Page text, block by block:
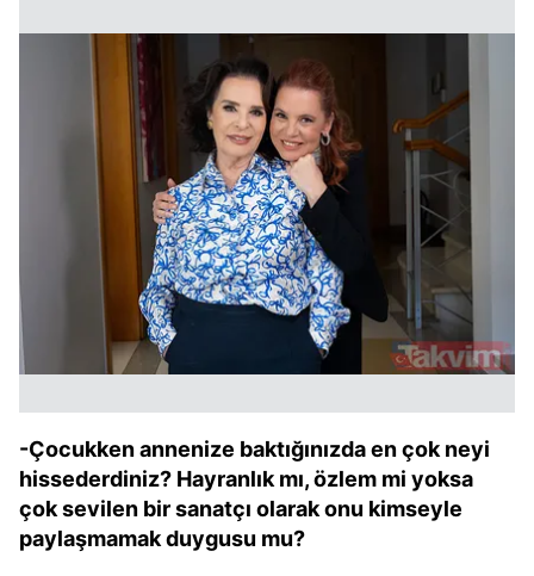
-Çocukken annenize baktığınızda en çok neyi
hissederdiniz? Hayranlık mı, özlem mi yoksa
çok sevilen bir sanatçı olarak onu kimseyle
paylaşmamak duygusu mu?